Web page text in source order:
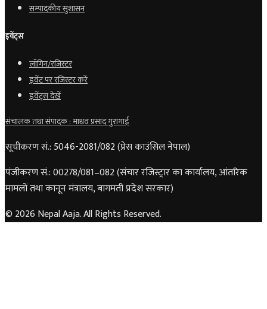
सम्पादकीय सुशासन
इवेंट्स
लॉगिन/रजिस्टर
इवेंट पर रजिस्टर करें
इवेंट्स देखें
संचालक तथा संपादक : माधव प्रसाद गुरागाईं
सूचीकरण सं.: 5046-2081/082 (प्रेस काउंसिल नेपाल)
पंजीकरण सं.: 00278/081–082 (संचार रजिस्ट्रार का कार्यालय, आंतरिक
मामलों तथा कानून मंत्रालय, बागमती प्रदेश सरकार)
© 2026 Nepal Aaja. All Rights Reserved.